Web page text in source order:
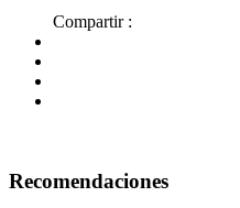
Compartir :
Recomendaciones